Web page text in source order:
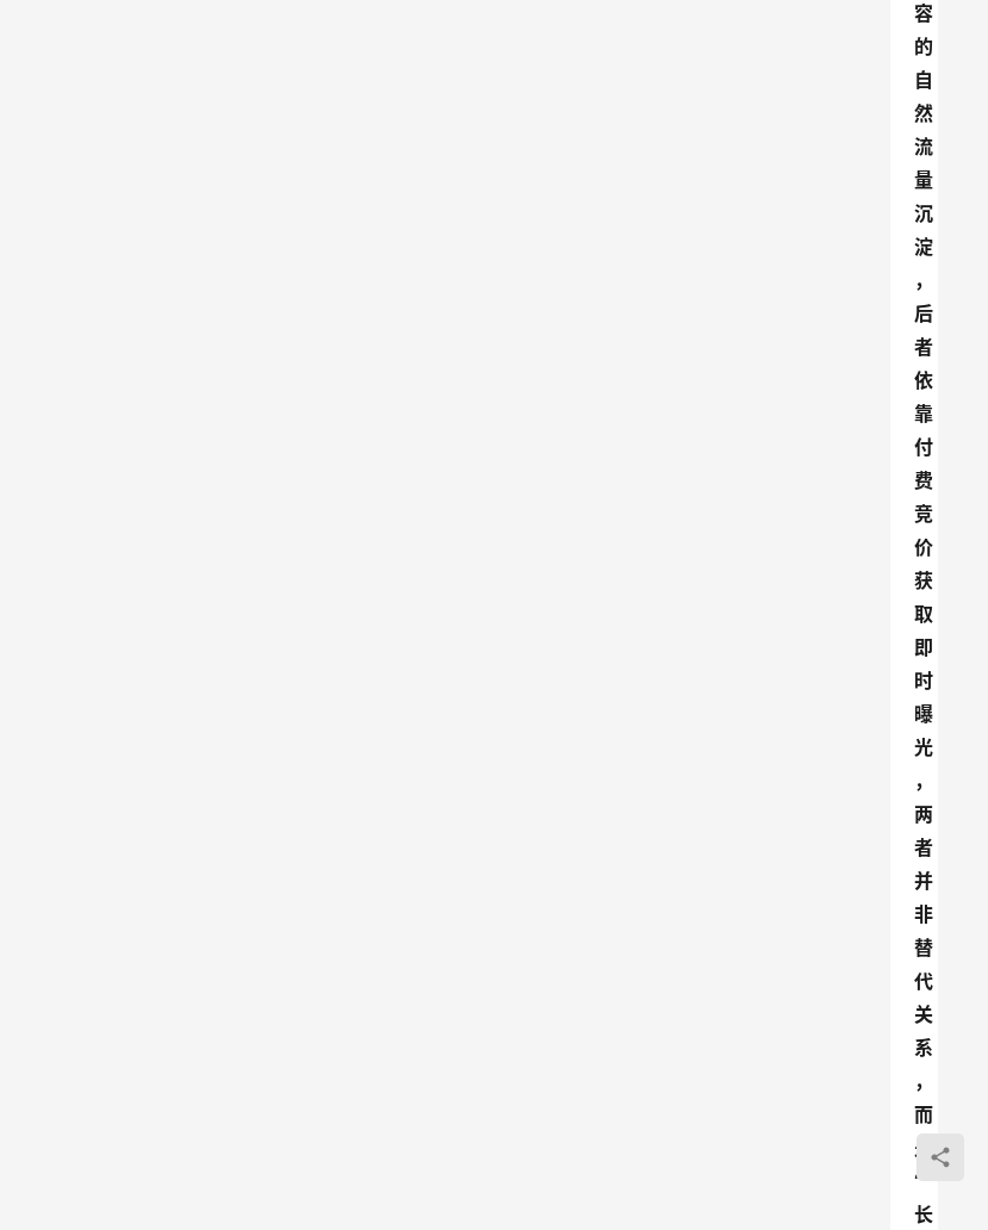
容
的
自
然
流
量
沉
淀
，
后
者
依
靠
付
费
竞
价
获
取
即
时
曝
光
，
两
者
并
非
替
代
关
系
，
而
是
“
长